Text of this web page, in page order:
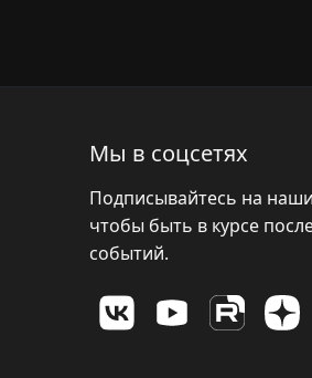
Мы в соцсетях
Подписывайтесь на
чтобы быть в курсе
событий.